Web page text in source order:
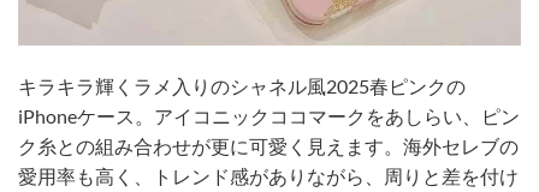
キラキラ輝くラメ入りのシャネル風2025春ピンクの
iPhoneケース。アイコニックココマークをあしらい、ピン
ク糸との組み合わせが更に可愛く見えます。海外セレブの
愛用率も高く、トレンド感がありながら、周りと差を付け